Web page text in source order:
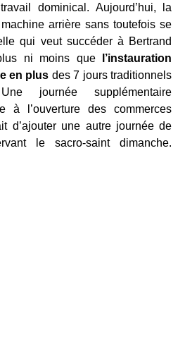
dominical. Aujourd’hui, la
arrière sans toutefois se
qui veut succéder à Bertrand
ni moins que
l’instauration
en plus des 7 jours traditionnels
journée supplémentaire
à l’ouverture des commerces
d’ajouter une autre journée de
le sacro-saint dimanche.